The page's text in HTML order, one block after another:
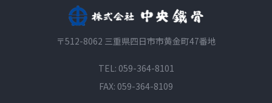
〒512-8062 三重県四日市市黄金町47番地
TEL: 059-364-8101
FAX: 059-364-8109